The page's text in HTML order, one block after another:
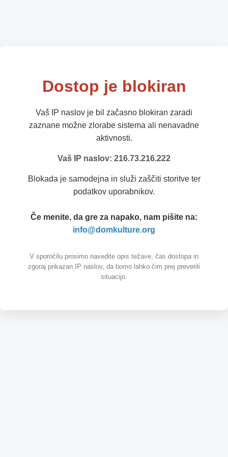
Dostop je blokiran
Vaš IP naslov je bil začasno blokiran zaradi
zaznane možne zlorabe sistema ali nenavadne
aktivnosti.
Vaš IP naslov: 216.73.216.222
Blokada je samodejna in služi zaščiti storitve ter
podatkov uporabnikov.
Če menite, da gre za napako, nam pišite na:
info@domkulture.org
V sporočilu prosimo navedite opis težave, čas dostopa in
zgoraj prikazan IP naslov, da bomo lahko čim prej preverili
situacijo.